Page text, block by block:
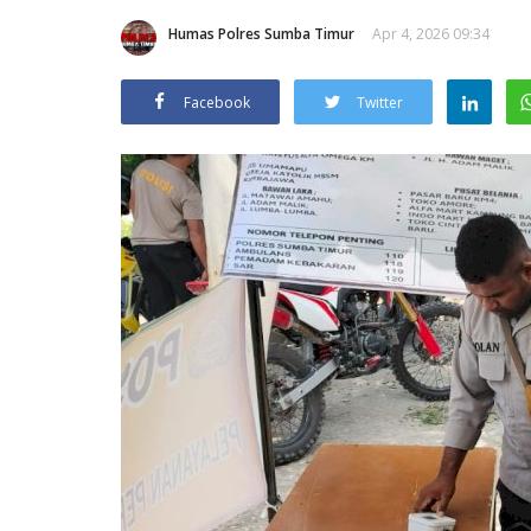
Humas Polres Sumba Timur Apr 4, 2026 09:34
Facebook Twitter